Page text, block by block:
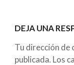
DEJA UNA
Tu dirección de
publicada. Los